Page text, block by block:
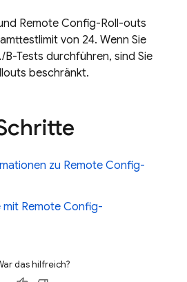
Remote Config-Roll-outs
von 24. Wenn Sie
B-Tests durchführen, sind Sie
beschränkt.
zu Remote Config-
mit Remote Config-
das hilfreich?